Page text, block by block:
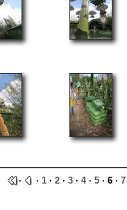
· · 1 · 2 · 3 · 4· 5 · 6 · 7